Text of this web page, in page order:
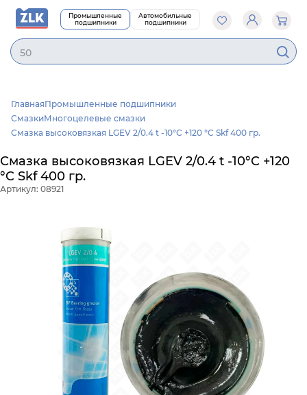
Промышленные
подшипники
Автомобильные
подшипники
5020
ГлавнаяПромышленные подшипники
СмазкиМногоцелевые смазки
Смазка высоковязкая LGEV 2/0.4 t -10°C +120 °C Skf 400 гр.
Смазка высоковязкая LGEV 2/0.4 t -10°C +120
°C Skf 400 гр.
Артикул: 08921